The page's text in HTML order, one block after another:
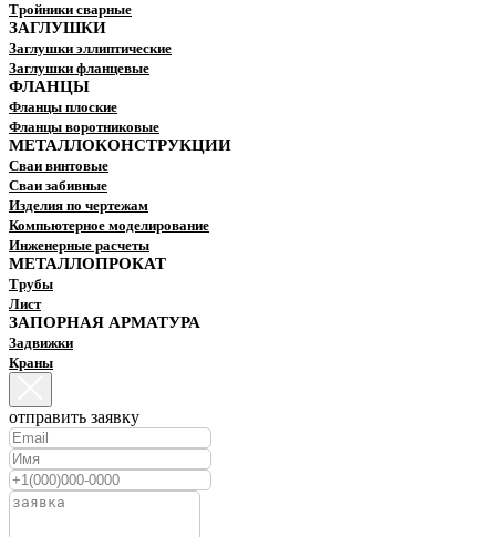
Тройники сварные
ЗАГЛУШКИ
Заглушки эллиптические
Заглушки фланцевые
ФЛАНЦЫ
Фланцы плоские
Фланцы воротниковые
МЕТАЛЛОКОНСТРУКЦИИ
Сваи винтовые
Сваи забивные
Изделия по чертежам
Компьютерное моделирование
Инженерные расчеты
МЕТАЛЛОПРОКАТ
Трубы
Лист
ЗАПОРНАЯ АРМАТУРА
Задвижки
Краны
отправить заявку